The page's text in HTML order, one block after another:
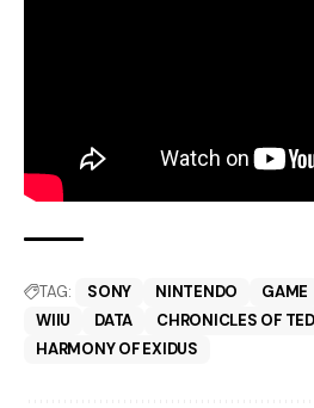
TAG: SONY NINTENDO GAME
WIIU
DATA
CHRONICLES OF
HARMONY OF EXIDUS